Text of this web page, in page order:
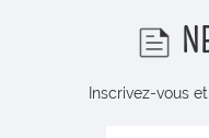
Inscrivez-vous